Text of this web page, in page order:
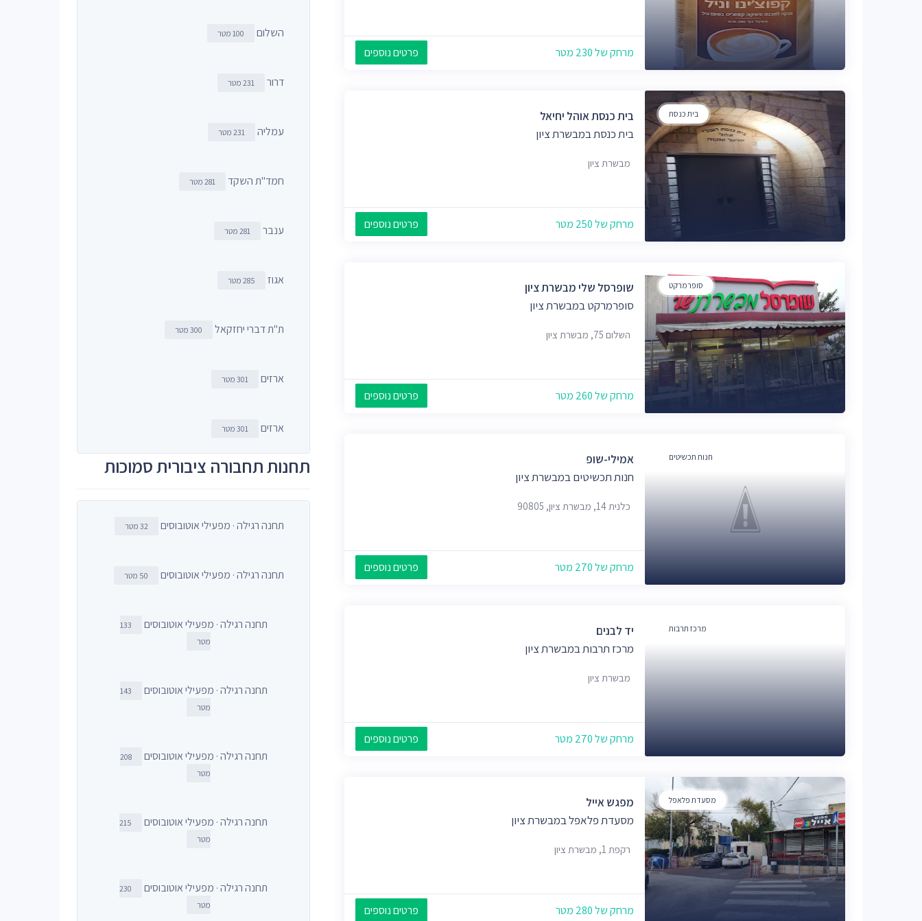
מרחק של 230 מטר פרטים נוספים
בית כנסת
בית כנסת אוהל יחיאל
בית כנסת במבשרת ציון
מבשרת ציון
מרחק של 250 מטר פרטים נוספים
סופרמרקט
שופרסל שלי מבשרת ציון
סופרמרקט במבשרת ציון
השלום 75, מבשרת ציון
מרחק של 260 מטר פרטים נוספים
חנות תכשיטים
אמילי-שופ
חנות תכשיטים במבשרת ציון
כלנית 14, מבשרת ציון, 90805
מרחק של 270 מטר פרטים נוספים
מרכז תרבות
יד לבנים
מרכז תרבות במבשרת ציון
מבשרת ציון
מרחק של 270 מטר פרטים נוספים
מסעדת פלאפל
מפגש אייל
מסעדת פלאפל במבשרת ציון
רקפת 1, מבשרת ציון
מרחק של 280 מטר פרטים נוספים
השלום 100 מטר
דרור 231 מטר
עמליה 231 מטר
חמד"ת השקד 281 מטר
ענבר 281 מטר
אגוז 285 מטר
ת"ת דברי יחזקאל 300 מטר
ארזים 301 מטר
ארזים 301 מטר
תחנות תחבורה ציבורית סמוכות
תחנה רגילה · מפעילי אוטובוסים 32 מטר
תחנה רגילה · מפעילי אוטובוסים 50 מטר
תחנה רגילה · מפעילי אוטובוסים
133
מטר
תחנה רגילה · מפעילי אוטובוסים
143
מטר
תחנה רגילה · מפעילי אוטובוסים
208
מטר
תחנה רגילה · מפעילי אוטובוסים
215
מטר
תחנה רגילה · מפעילי אוטובוסים
230
מטר